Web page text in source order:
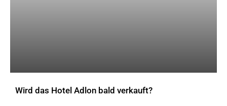
Wird das Hotel Adlon bald verkauft?